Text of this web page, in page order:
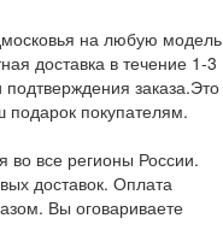
на любую модель
доставка в течение 1-3
заказа.Это
подарок покупателям.
во все регионы России.
доставок. Оплата
Вы оговариваете